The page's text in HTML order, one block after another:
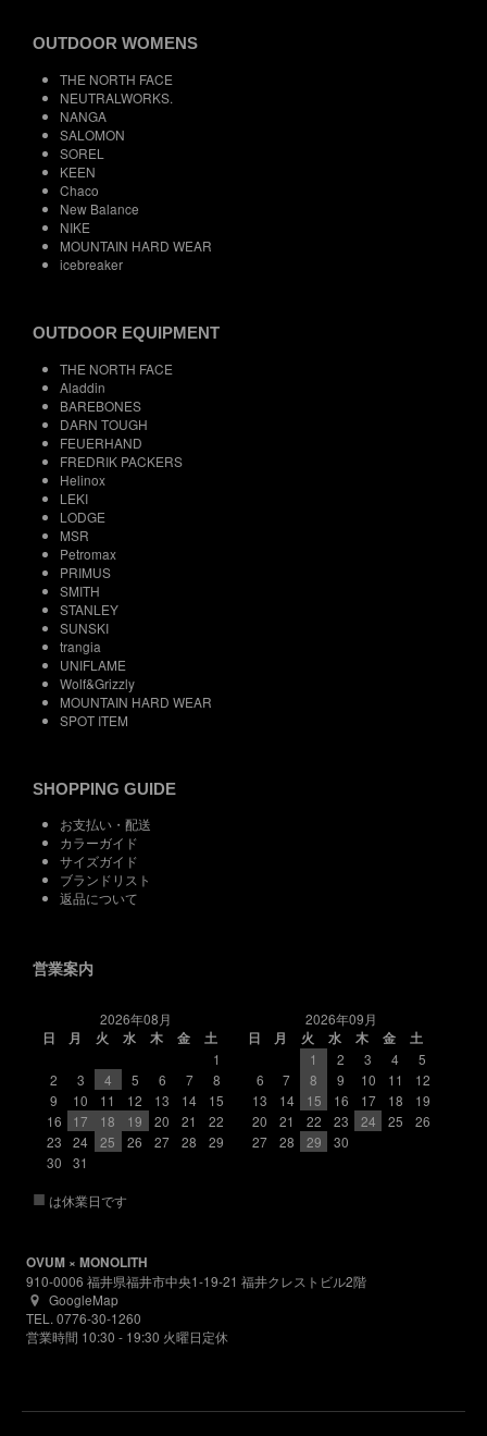
OUTDOOR WOMENS
THE NORTH FACE
NEUTRALWORKS.
NANGA
SALOMON
SOREL
KEEN
Chaco
New Balance
NIKE
MOUNTAIN HARD WEAR
icebreaker
OUTDOOR EQUIPMENT
THE NORTH FACE
Aladdin
BAREBONES
DARN TOUGH
FEUERHAND
FREDRIK PACKERS
Helinox
LEKI
LODGE
MSR
Petromax
PRIMUS
SMITH
STANLEY
SUNSKI
trangia
UNIFLAME
Wolf&Grizzly
MOUNTAIN HARD WEAR
SPOT ITEM
SHOPPING GUIDE
お支払い・配送
カラーガイド
サイズガイド
ブランドリスト
返品について
営業案内
2026年08月
日
月 火 水 木 金
土
1
2
3 4 5 6 7
8
9
10 11 12 13 14
15
16
17 18 19 20 21
22
23
24 25 26 27 28
29
30
31
2026年09月
日
月 火 水 木 金
土
1
2 3 4
5
6
7 8 9 10 11
12
13
14 15 16 17 18
19
20
21 22 23 24 25
26
27
28 29 30
■ は休業日です
OVUM × MONOLITH
910-0006 福井県福井市中央1-19-21 福井クレストビル2階
GoogleMap
TEL. 0776-30-1260
営業時間 10:30 - 19:30 火曜日定休